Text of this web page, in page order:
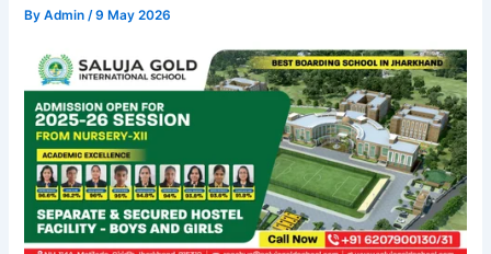
ByAdmin/9 May 2026